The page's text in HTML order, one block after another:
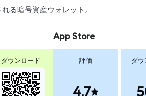
る暗号資産ウォレット。
ダウンロード
App Store
評価
4.7
ダ